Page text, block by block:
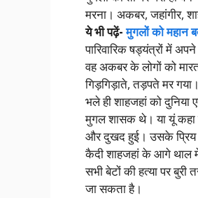
मरना। अकबर, जहांगीर,
ये भी पढ़ें-मुगलों को महान
पारिवारिक षड्यंत्रों में
वह अकबर के लोगों को
गिड़गिड़ाते, तड़पते मर
भले ही शाहजहां को
मुगल शासक थे। या यूं कहा
और दुखद हुई। उसके प्रिय
कैदी शाहजहां के आगे थाल
सभी बेटों की हत्या पर
जा सकता है।